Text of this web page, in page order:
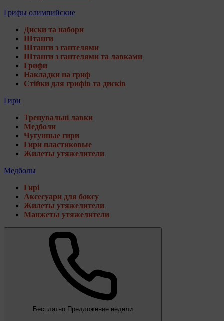
Грифы олимпийские
Диски та набори
Штанги
Штанги з гантелями
Штанги з гантелями та лавками
Грифи
Накладки на гриф
Стійки для грифів та дисків
Гири
Тренувальні лавки
Медболи
Чугунные гири
Гири пластиковые
Жилеты утяжелители
Медболы
Гирі
Аксесуари для боксу
Жилеты утяжелители
Манжеты утяжелители
Бесплатно Предложение недели